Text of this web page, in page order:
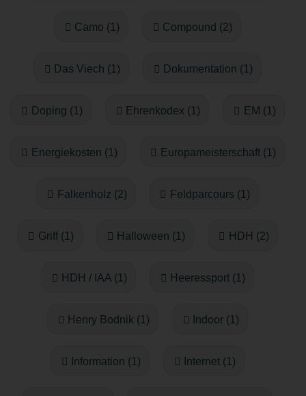
Camo (1) Compound (2)
Das Viech (1) Dokumentation (1)
Doping (1) Ehrenkodex (1) EM (1)
Energiekosten (1) Europameisterschaft (1)
Falkenholz (2) Feldparcours (1)
Griff (1) Halloween (1) HDH (2)
HDH / IAA (1) Heeressport (1)
Henry Bodnik (1) Indoor (1)
Information (1) Internet (1)